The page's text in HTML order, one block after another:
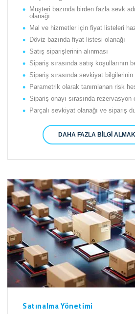
Müşteri bazında birden fazla sevk
olanağı
Mal ve hizmetler için fiyat listeleri
Döviz bazında fiyat listesi olanağı
Satış siparişlerinin alınması
Sipariş sırasında satış koşullarının
Sipariş sırasında sevkiyat
Parametrik olarak tanımlanan risk
Sipariş onayı sırasında rezervasyon
Parçalı sevkiyat olanağı ve sipariş
DAHA FAZLA BILGI
Satınalma Yönetimi